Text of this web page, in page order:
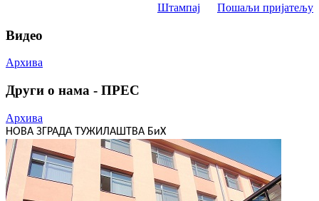
Штампај Пошаљи пријатељу
Видео
Архива
Други о нама - ПРЕС
Архива
НОВА ЗГРАДА ТУЖИЛАШТВА БиХ